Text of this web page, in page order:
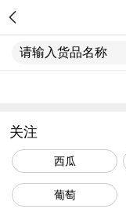
请输入货品名称
关注
西瓜
葡萄